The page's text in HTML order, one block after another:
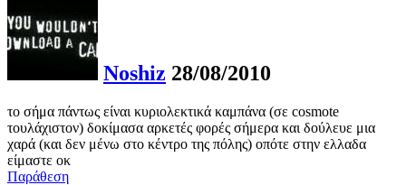
Noshiz 28/08/2010
το σήμα πάντως είναι κυριολεκτικά καμπάνα (σε cosmote
τουλάχιστον) δοκίμασα αρκετές φορές σήμερα και δούλευε μια
χαρά (και δεν μένω στο κέντρο της πόλης) οπότε στην ελλαδα
είμαστε οκ
Παράθεση